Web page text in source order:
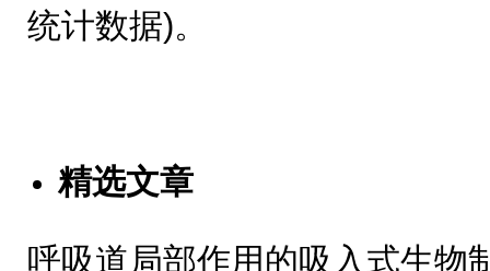
统计数据)。
精选文章
呼吸道局部作用的吸入式生物